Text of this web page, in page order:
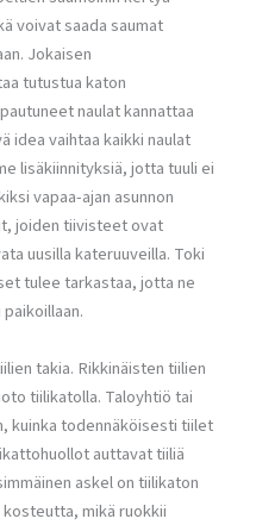
voivat saada saumat
Jokaisen
tutustua katon
naulat kannattaa
idea vaihtaa kaikki naulat
lisäkiinnityksiä, jotta tuuli ei
vapaa-ajan asunnon
joiden tiivisteet ovat
uusilla kateruuveilla. Toki
tulee tarkastaa, jotta ne
takia. Rikkinäisten tiilien
tiilikatolla. Taloyhtiö tai
kuinka todennäköisesti tiilet
auttavat tiiliä
askel on tiilikaton
mikä ruokkii